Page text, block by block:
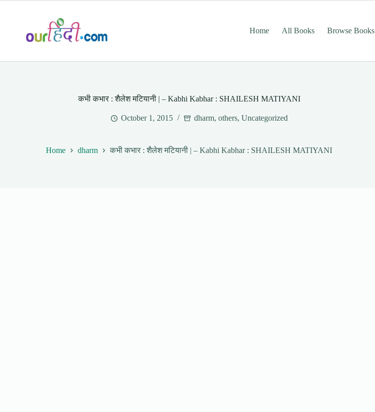
Home
All Books Browse Books
कभी कभार : शैलेश मटियानी | – Kabhi Kabhar : SHAILESH MATIYANI
October 1, 2015 dharm, others, Uncategorized
Home dharm कभी कभार : शैलेश मटियानी | – Kabhi Kabhar : SHAILESH MATIYANI